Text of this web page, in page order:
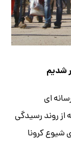
شدیم
ای
از روند رسیدگی
شیوع کرونا